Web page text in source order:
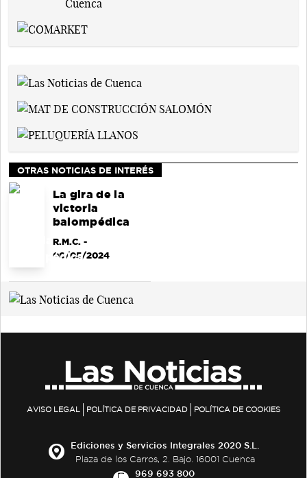
OTRAS NOTICIAS DE INTERÉS
La gira de la
victoria
balompédica
R.M.C. -
06/05/2024
AVISO LEGAL POLÍTICA DE PRIVACIDAD POLÍTICA DE COOKIES
Ediciones y Servicios Integrales 2020 S.L.
Plaza de los Carros, 2. Bajo. 16001 Cuenca
969 693 800